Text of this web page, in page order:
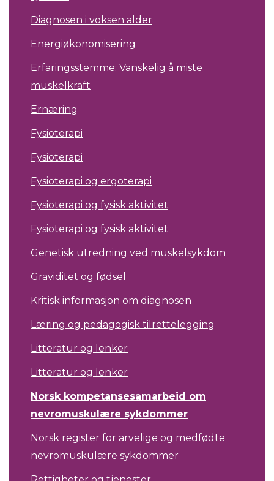
Diagnosen i voksen alder
Energiøkonomisering
Erfaringsstemme: Vanskelig å miste
muskelkraft
Ernæring
Fysioterapi
Fysioterapi
Fysioterapi og ergoterapi
Fysioterapi og fysisk aktivitet
Fysioterapi og fysisk aktivitet
Genetisk utredning ved muskelsykdom
Graviditet og fødsel
Kritisk informasjon om diagnosen
Læring og pedagogisk tilrettelegging
Litteratur og lenker
Litteratur og lenker
Norsk kompetansesamarbeid om
nevromuskulære sykdommer
Norsk register for arvelige og medfødte
nevromuskulære sykdommer